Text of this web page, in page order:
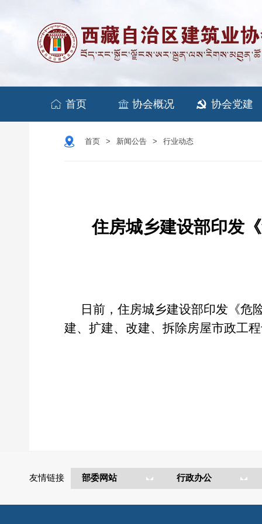
 首页  协会概况  协会党建
首页 > 新闻公告 > 行业动态
住房城乡建设部印发
日前，住房城乡建设部印发《危
建、扩建、改建、拆除房屋市政工
友情链接